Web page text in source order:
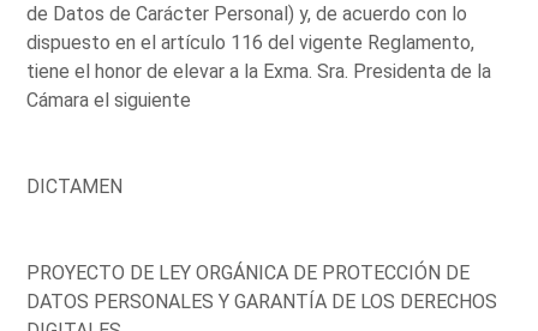
de Datos de Carácter Personal) y, de acuerdo con lo
dispuesto en el artículo 116 del vigente Reglamento,
tiene el honor de elevar a la Exma. Sra. Presidenta de la
Cámara el siguiente
DICTAMEN
PROYECTO DE LEY ORGÁNICA DE PROTECCIÓN DE
DATOS PERSONALES Y GARANTÍA DE LOS DERECHOS